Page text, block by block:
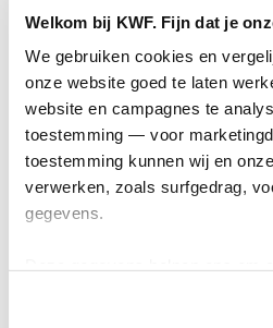
Welkom bij KWF. Fijn dat je
We gebruiken cookies en
onze website goed te laten
website en campagnes te
toestemming — voor
toestemming kunnen wij en
verwerken, zoals surfgedrag,
gegevens.
tonen. Je kunt je toestemming
Schrijf